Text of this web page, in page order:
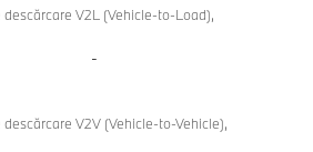
V2L (Vehicle-to-Load),
-
V2V (Vehicle-to-Vehicle),